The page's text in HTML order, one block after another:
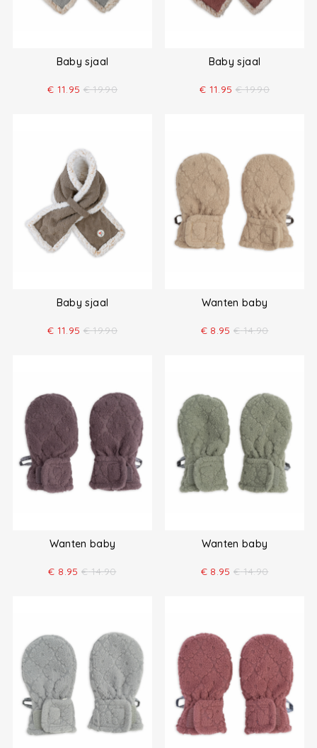
Baby sjaal
€ 11.95 € 19.90
Baby sjaal
€ 11.95 € 19.90
Baby sjaal
€ 11.95 € 19.90
Wanten baby
€ 8.95 € 14.90
Wanten baby
€ 8.95 € 14.90
Wanten baby
€ 8.95 € 14.90